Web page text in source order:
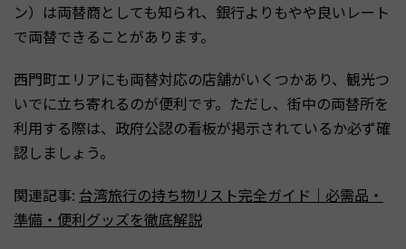
ン）は両替商としても知られ、銀行よりもやや良いレート
で両替できることがあります。
西門町エリアにも両替対応の店舗がいくつかあり、観光つ
いでに立ち寄れるのが便利です。ただし、街中の両替所を
利用する際は、政府公認の看板が掲示されているか必ず確
認しましょう。
関連記事: 台湾旅行の持ち物リスト完全ガイド｜必需品・
準備・便利グッズを徹底解説